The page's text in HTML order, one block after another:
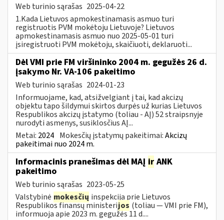
Web turinio sąrašas 2025-04-22
1.Kada Lietuvos apmokestinamasis asmuo turi
registruotis PVM mokėtoju Lietuvoje? Lietuvos
apmokestinamasis asmuo nuo 2025-05-01 turi
įsiregistruoti PVM mokėtoju, skaičiuoti, deklaruoti...
Dėl VMI prie FM viršininko 2004 m. gegužės 26 d.
įsakymo Nr. VA-106 pakeitimo
Web turinio sąrašas 2024-01-23
Informuojame, kad, atsižvelgiant į tai, kad akcizų
objektu tapo šildymui skirtos durpės už kurias Lietuvos
Respublikos akcizų įstatymo (toliau - AĮ) 52 straipsnyje
nurodyti asmenys, susiklosčius AĮ...
Metai: 2024 Mokesčių įstatymų pakeitimai:Akcizų
pakeitimai nuo 2024 m.
Informacinis pranešimas dėl MAĮ ir ANK
pakeitimo
Web turinio sąrašas 2023-05-25
Valstybinė mokesčių inspekcija prie Lietuvos
Respublikos finansų ministerijos (toliau — VMI prie FM),
informuoja apie 2023 m. gegužės 11 d....